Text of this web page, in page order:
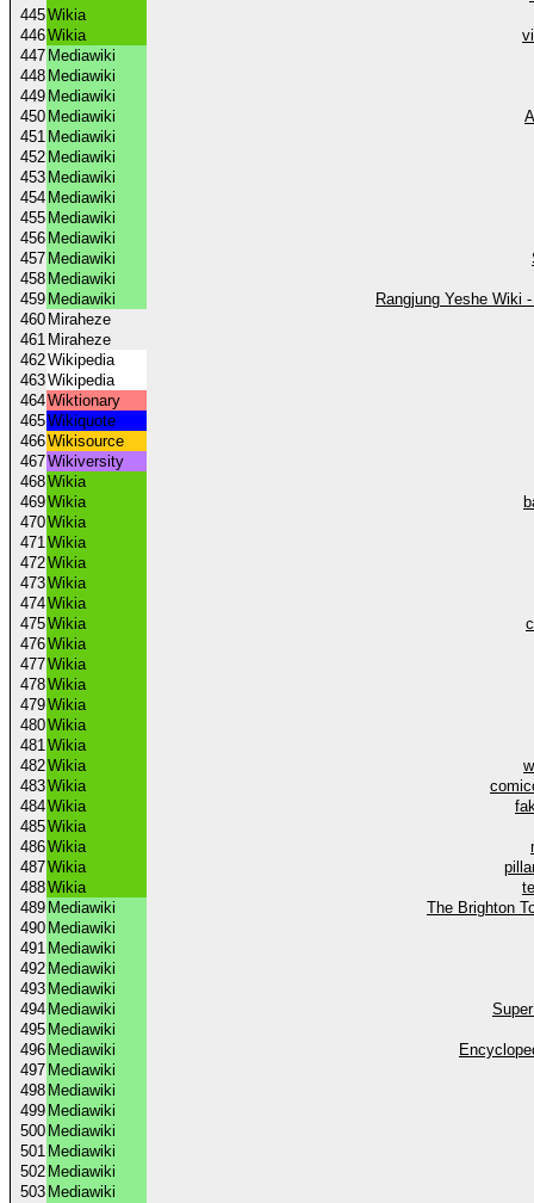
445Wikia
446Wikia
447 Mediawiki
448 Mediawiki
449 Mediawiki
450 Mediawiki
451 Mediawiki
452 Mediawiki
453 Mediawiki
454 Mediawiki
455 Mediawiki
456 Mediawiki
457 Mediawiki
458 Mediawiki
459 Mediawiki
Rangjung Yeshe Wiki
460 Miraheze
461 Miraheze
462Wikipedia
463Wikipedia
464Wiktionary
465Wikiquote
466Wikisource
467Wikiversity
468Wikia
469Wikia
470Wikia
471Wikia
472Wikia
473Wikia
474Wikia
475Wikia
476Wikia
477Wikia
478Wikia
479Wikia
480Wikia
481Wikia
482Wikia
483Wikia
484Wikia
485Wikia
486Wikia
487Wikia
488Wikia
489 Mediawiki
The Brighton
490 Mediawiki
491 Mediawiki
492 Mediawiki
493 Mediawiki
494 Mediawiki
495 Mediawiki
496 Mediawiki
497 Mediawiki
498 Mediawiki
499 Mediawiki
500 Mediawiki
501 Mediawiki
502 Mediawiki
503 Mediawiki